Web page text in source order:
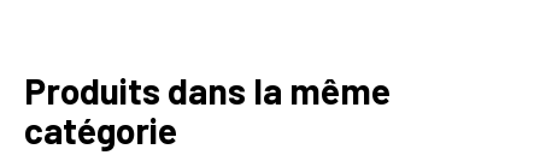
Produits dans la même
catégorie